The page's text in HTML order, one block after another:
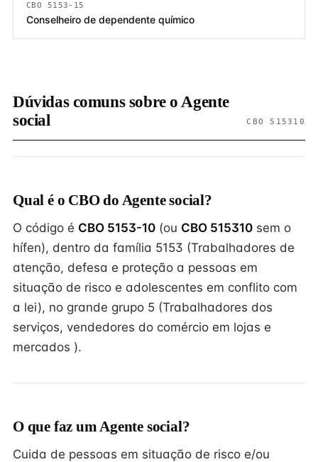
CBO 5153-15
Conselheiro de dependente químico
Dúvidas comuns sobre o Agente
social
CBO 515310
Qual é o CBO do Agente social?
O código é CBO 5153-10 (ou CBO 515310 sem o
hífen), dentro da família 5153 (Trabalhadores de
atenção, defesa e proteção a pessoas em
situação de risco e adolescentes em conflito com
a lei), no grande grupo 5 (Trabalhadores dos
serviços, vendedores do comércio em lojas e
mercados ).
O que faz um Agente social?
Cuida de pessoas em situação de risco e/ou